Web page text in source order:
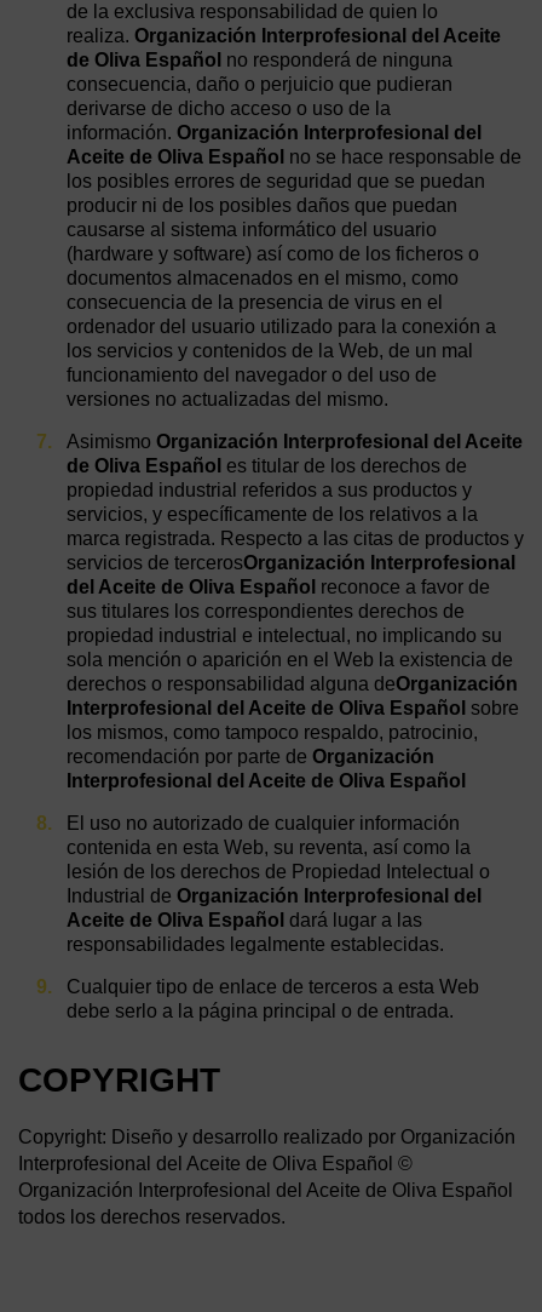
de la exclusiva responsabilidad de quien lo
realiza. Organización Interprofesional del Aceite
de Oliva Español no responderá de ninguna
consecuencia, daño o perjuicio que pudieran
derivarse de dicho acceso o uso de la
información. Organización Interprofesional del
Aceite de Oliva Español no se hace responsable de
los posibles errores de seguridad que se puedan
producir ni de los posibles daños que puedan
causarse al sistema informático del usuario
(hardware y software) así como de los ficheros o
documentos almacenados en el mismo, como
consecuencia de la presencia de virus en el
ordenador del usuario utilizado para la conexión a
los servicios y contenidos de la Web, de un mal
funcionamiento del navegador o del uso de
versiones no actualizadas del mismo.
Asimismo Organización Interprofesional del Aceite
de Oliva Español es titular de los derechos de
propiedad industrial referidos a sus productos y
servicios, y específicamente de los relativos a la
marca registrada. Respecto a las citas de productos y
servicios de tercerosOrganización Interprofesional
del Aceite de Oliva Español reconoce a favor de
sus titulares los correspondientes derechos de
propiedad industrial e intelectual, no implicando su
sola mención o aparición en el Web la existencia de
derechos o responsabilidad alguna deOrganización
Interprofesional del Aceite de Oliva Español sobre
los mismos, como tampoco respaldo, patrocinio,
recomendación por parte de Organización
Interprofesional del Aceite de Oliva Español
El uso no autorizado de cualquier información
contenida en esta Web, su reventa, así como la
lesión de los derechos de Propiedad Intelectual o
Industrial de Organización Interprofesional del
Aceite de Oliva Español dará lugar a las
responsabilidades legalmente establecidas.
Cualquier tipo de enlace de terceros a esta Web
debe serlo a la página principal o de entrada.
COPYRIGHT
Copyright: Diseño y desarrollo realizado por Organización
Interprofesional del Aceite de Oliva Español ©
Organización Interprofesional del Aceite de Oliva Español
todos los derechos reservados.